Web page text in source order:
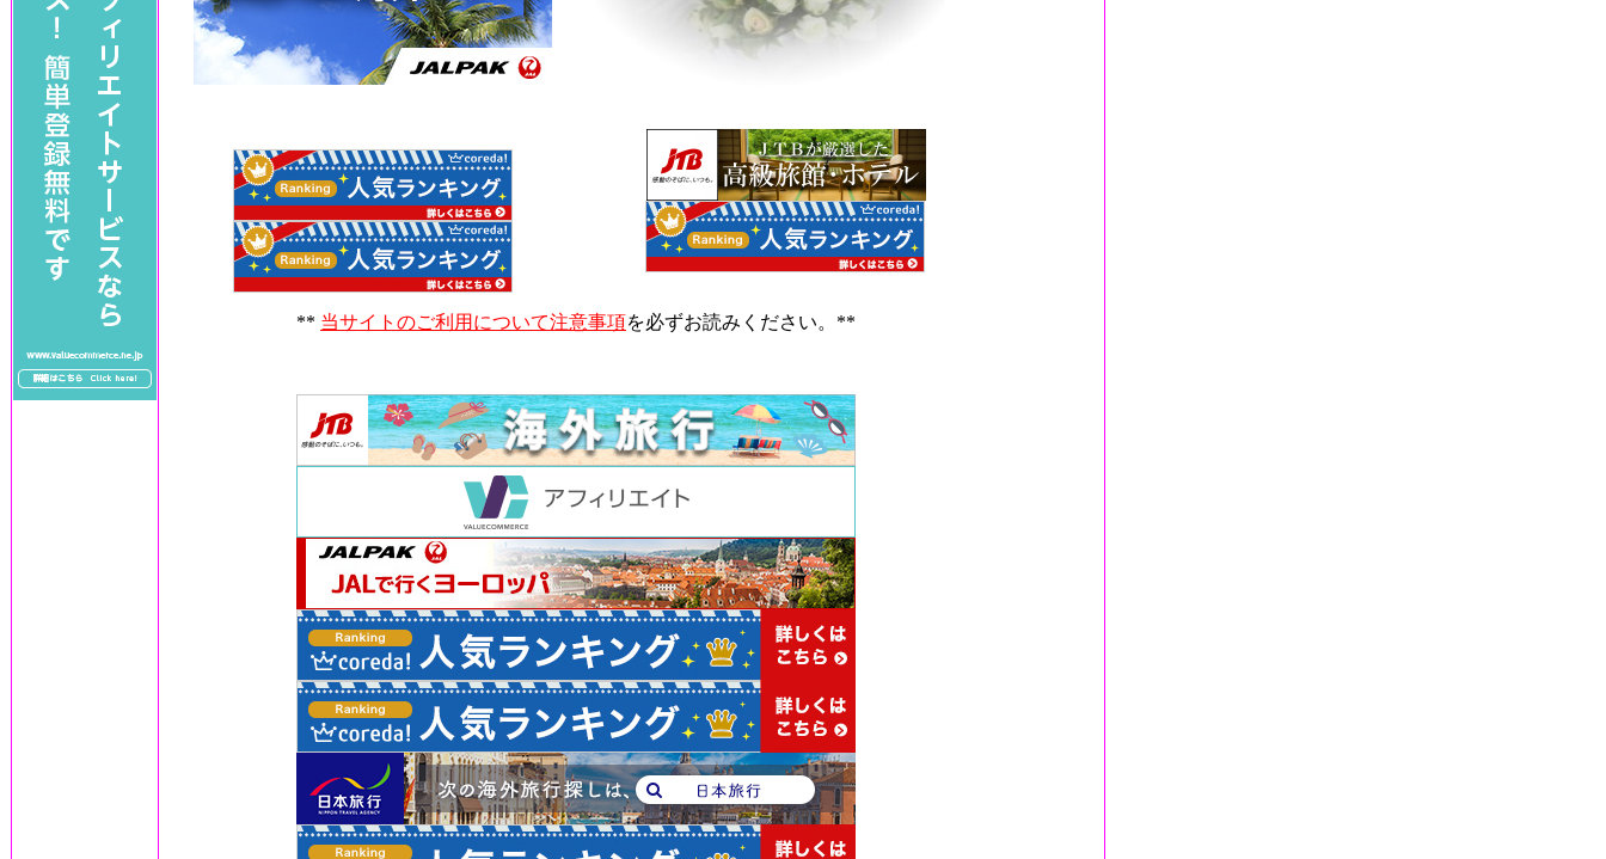
** 当サイトのご利用について注意事項を必ずお読みください。**